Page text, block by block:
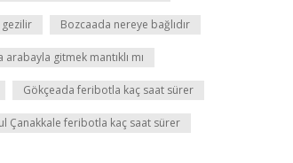
Bozcaada nereye bağlıdır
arabayla gitmek mantıklı mı
Gökçeada feribotla kaç saat sürer
Çanakkale feribotla kaç saat sürer